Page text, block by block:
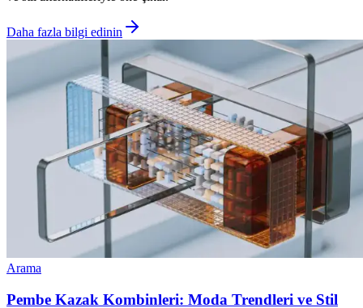
Daha fazla bilgi edinin
Arama
Pembe Kazak Kombinleri: Moda Trendleri ve Stil